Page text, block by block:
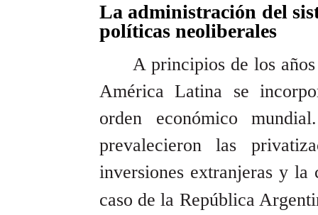
La administración del
políticas neoliberales
A principios de los
América Latina se
orden económico
prevalecieron las
inversiones extranjeras y
caso de la República